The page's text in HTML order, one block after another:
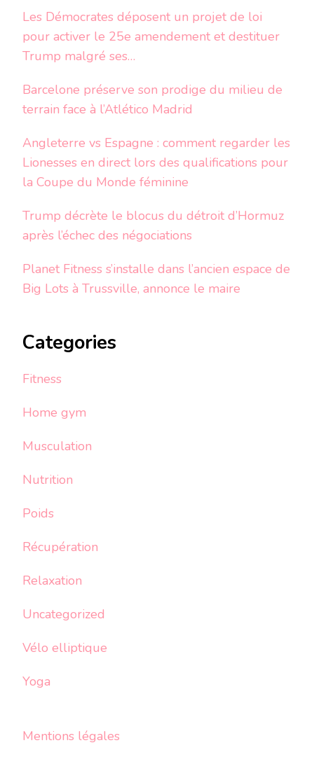
Les Démocrates déposent un projet de loi
pour activer le 25e amendement et destituer
Trump malgré ses…
Barcelone préserve son prodige du milieu de
terrain face à l’Atlético Madrid
Angleterre vs Espagne : comment regarder les
Lionesses en direct lors des qualifications pour
la Coupe du Monde féminine
Trump décrète le blocus du détroit d’Hormuz
après l’échec des négociations
Planet Fitness s’installe dans l’ancien espace de
Big Lots à Trussville, annonce le maire
Categories
Fitness
Home gym
Musculation
Nutrition
Poids
Récupération
Relaxation
Uncategorized
Vélo elliptique
Yoga
Mentions légales